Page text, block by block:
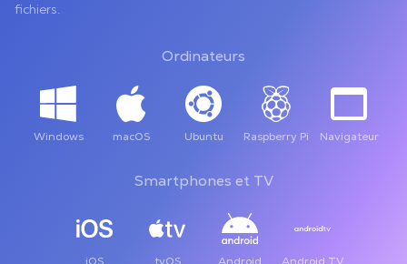
fichiers.
Ordinateurs
Windows macOS Ubuntu Raspberry Pi Navigateur
Smartphones et TV